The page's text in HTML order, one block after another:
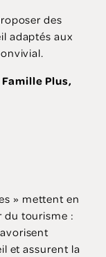
des
adaptés aux
Plus,
» mettent en
tourisme :
et assurent la